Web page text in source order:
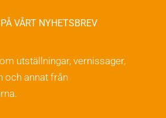
VÅRT NYHETSBREV
utställningar, vernissager,
och annat från